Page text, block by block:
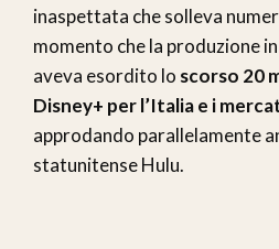
inaspettata che solleva
momento che la produzione
aveva esordito lo scorso 20
Disney+ per l’Italia e i
approdando parallelamente
statunitense Hulu.